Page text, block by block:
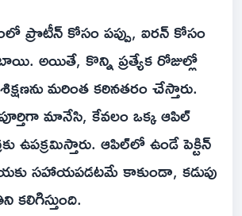
ప్రొటీన్ కోసం పప్పు, ఐరన్ కోసం
అయితే, కొన్ని ప్రత్యేక రోజుల్లో
మరింత కఠినతరం చేస్తారు.
మానేసి, కేవలం ఒక్క ఆపిల్
ఉపక్రమిస్తారు. ఆపిల్‌లో ఉండే పెక్టిన్
సహాయపడటమే కాకుండా, కడుపు
కలిగిస్తుంది.